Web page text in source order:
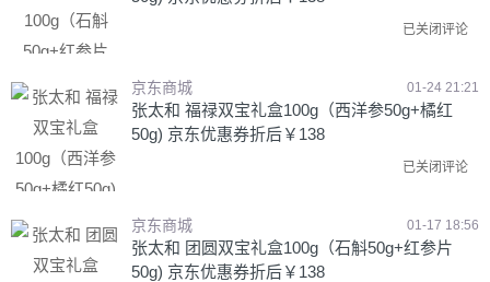
已关闭评论
京东商城 01-24 21:21
张太和 福禄双宝礼盒100g（西洋参50g+橘红
50g) 京东优惠券折后￥138
已关闭评论
京东商城 01-17 18:56
张太和 团圆双宝礼盒100g（石斛50g+红参片
50g) 京东优惠券折后￥138